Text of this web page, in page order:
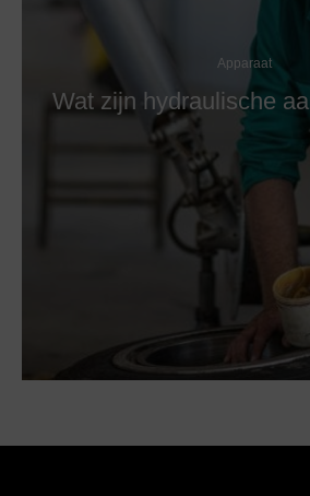
Apparaat
Wat zijn hydraulische